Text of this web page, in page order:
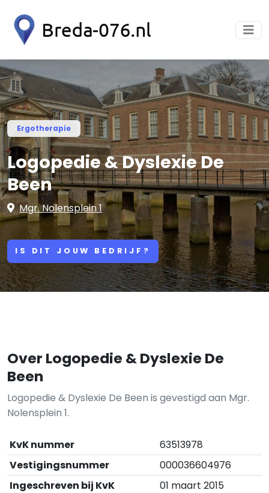
Ergotherapie
Logopedie & Dyslexie De
Been
Mgr. Nolensplein 1
IS DIT JOUW BEDRIJF?
Over Logopedie & Dyslexie De
Been
Logopedie & Dyslexie De Been is gevestigd aan Mgr.
Nolensplein 1.
KvK nummer
63513978
Vestigingsnummer
000036604976
Ingeschreven bij KvK
01 maart 2015